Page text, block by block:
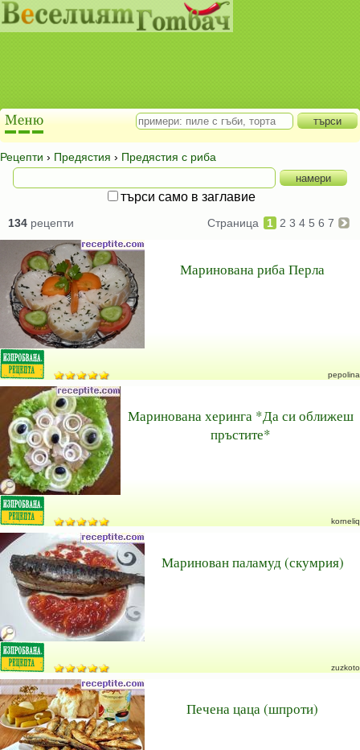
Рецепти › Предястия › Предястия с риба
търси само в заглавие
134 рецепти Страница 1 2 3 4 5 6 7
Маринована риба Перла
pepolina
Маринована херинга *Да си оближеш
пръстите*
korneliq
Маринован паламуд (скумрия)
zuzkoto
Печена цаца (шпроти)